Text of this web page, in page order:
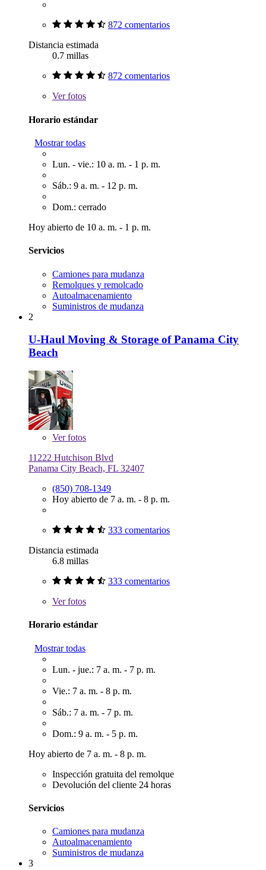
872 comentarios
Distancia estimada
0.7 millas
872 comentarios
Verfotos
Horario estándar
Mostrar todas
Lun. - vie.: 10 a. m. - 1 p. m.
Sáb.: 9 a. m. - 12 p. m.
Dom.: cerrado
Hoy abierto de 10 a. m. - 1 p. m.
Servicios
Camiones para mudanza
Remolques y remolcado
Autoalmacenamiento
Suministros de mudanza
2
U-Haul Moving & Storage of Panama City
Beach
Verfotos
11222 Hutchison Blvd
Panama City Beach, FL 32407
(850) 708-1349
Hoy abierto de 7 a. m. - 8 p. m.
333 comentarios
Distancia estimada
6.8 millas
333 comentarios
Verfotos
Horario estándar
Mostrar todas
Lun. - jue.: 7 a. m. - 7 p. m.
Vie.: 7 a. m. - 8 p. m.
Sáb.: 7 a. m. - 7 p. m.
Dom.: 9 a. m. - 5 p. m.
Hoy abierto de 7 a. m. - 8 p. m.
Inspección gratuita del remolque
Devolución del cliente 24 horas
Servicios
Camiones para mudanza
Autoalmacenamiento
Suministros de mudanza
3